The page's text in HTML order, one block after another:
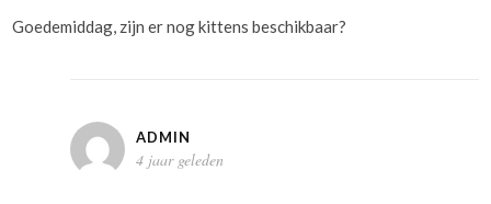
Goedemiddag, zijn er nog kittens beschikbaar?
ADMIN
4 jaar geleden